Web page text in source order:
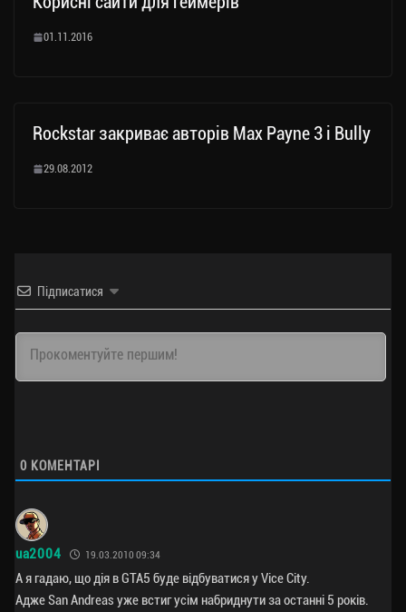
01.11.2016
Rockstar закриває авторів Max Payne 3 і Bully
29.08.2012
Підписатися
0 КОМЕНТАРІ
ua2004 19.03.2010 09:34
А я гадаю, що дія в GTA5 буде відбуватися у Vice City.
Адже San Andreas уже встиг усім набриднути за останні 5 років.